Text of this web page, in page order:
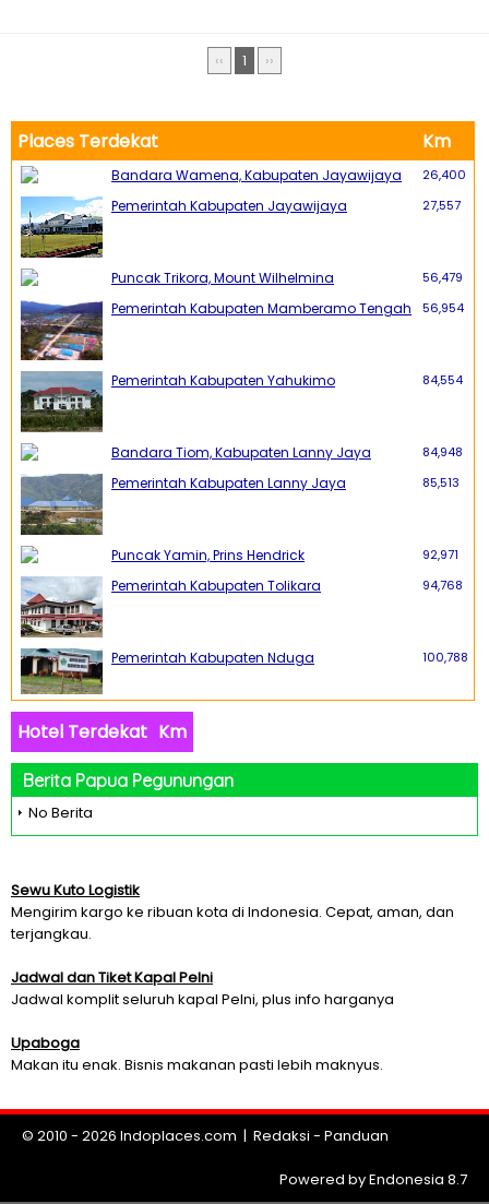
‹‹ 1 ››
Places Terdekat Km
Bandara Wamena, Kabupaten Jayawijaya 26,400
Pemerintah Kabupaten Jayawijaya 27,557
Puncak Trikora, Mount Wilhelmina 56,479
Pemerintah Kabupaten Mamberamo Tengah 56,954
Pemerintah Kabupaten Yahukimo 84,554
Bandara Tiom, Kabupaten Lanny Jaya 84,948
Pemerintah Kabupaten Lanny Jaya 85,513
Puncak Yamin, Prins Hendrick 92,971
Pemerintah Kabupaten Tolikara 94,768
Pemerintah Kabupaten Nduga 100,788
Hotel Terdekat Km
Berita Papua Pegunungan
No Berita
Sewu Kuto Logistik
Mengirim kargo ke ribuan kota di Indonesia. Cepat, aman, dan
terjangkau.
Jadwal dan Tiket Kapal Pelni
Jadwal komplit seluruh kapal Pelni, plus info harganya
Upaboga
Makan itu enak. Bisnis makanan pasti lebih maknyus.
© 2010 - 2026 Indoplaces.com | Redaksi - Panduan
Powered by Endonesia 8.7